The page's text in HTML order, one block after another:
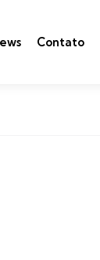
Contato